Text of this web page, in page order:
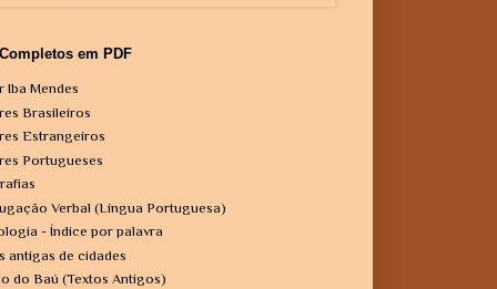
em PDF
Iba Mendes
Brasileiros
Estrangeiros
Portugueses
Verbal (Língua Portuguesa)
- Índice por palavra
antigas de cidades
do Baú (Textos Antigos)